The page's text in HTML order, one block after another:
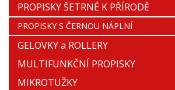
PROPISKY ŠETRNÉ K PŘÍRODĚ
PROPISKY S ČERNOU NÁPLNÍ
GELOVKY a ROLLERY
MULTIFUNKČNÍ PROPISKY
MIKROTUŽKY